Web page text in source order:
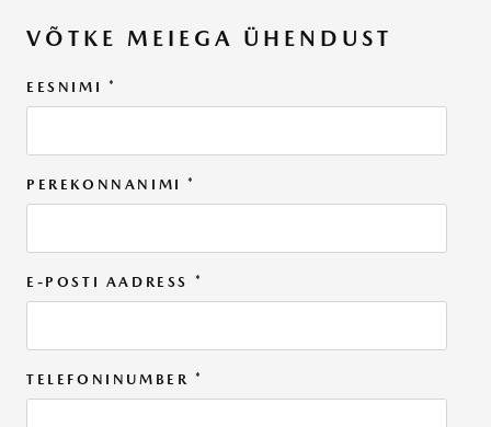
VÕTKE MEIEGA ÜHENDUST
EESNIMI *
PEREKONNANIMI *
E-POSTI AADRESS *
TELEFONINUMBER *